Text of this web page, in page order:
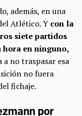
además, en una
Atlético. Y con la
siete partidos
hora en ninguno,
a no traspasar esa
no fuera
fichaje.